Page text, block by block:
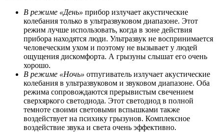
В режиме «День» прибор излучает акустические
колебания только в ультразвуковом диапазоне. Этот
режим лучше использовать, когда в зоне действия
прибора находятся люди. Ультразвук не воспринимается
человеческим ухом и поэтому не вызывает у людей
ощущения дискомфорта. А грызуны слышат его очень
хорошо.
В режиме «Ночь» отпугиватель излучает акустические
колебания в ультразвуковом и звуковом диапазоне. Оба
режима сопровождаются прерывистым свечением
сверхяркого светодиода. Этот светодиод в полной
темноте своими световыми вспышками также
воздействует на психику грызунов. Комплексное
воздействие звука и света очень эффективно.